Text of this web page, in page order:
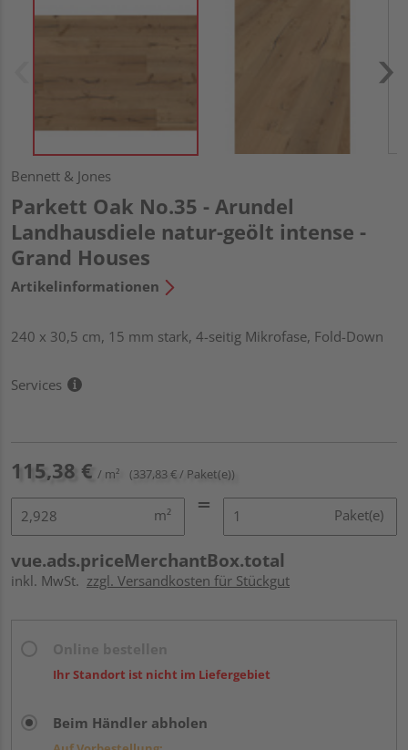
Bennett & Jones
Parkett Oak No.35 - Arundel
Landhausdiele natur-geölt intense -
Grand Houses
Artikelinformationen
240 x 30,5 cm, 15 mm stark, 4-seitig Mikrofase, Fold-Down
Services
115,38 € / m² (337,83 € / Paket(e))
m² Paket(e)
vue.ads.priceMerchantBox.total
inkl. MwSt. zzgl. Versandkosten für Stückgut
Ihr Standort ist nicht im Liefergebiet
Beim Händler abholen